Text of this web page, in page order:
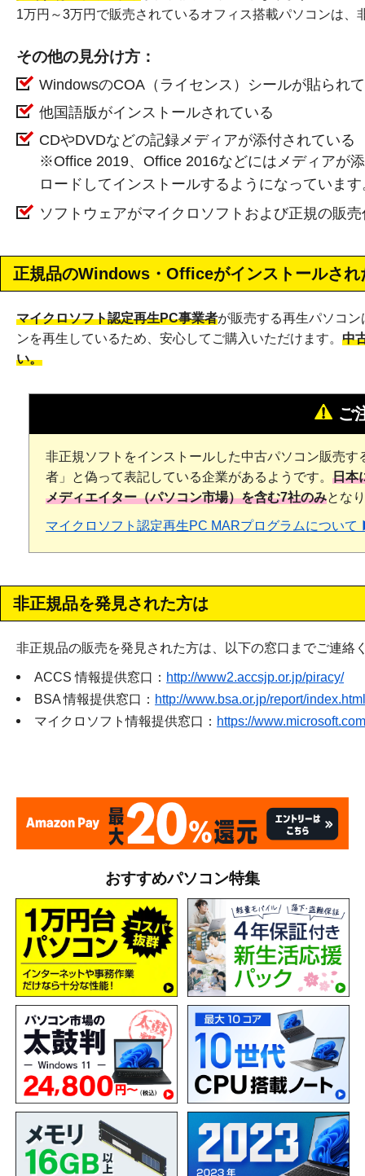
1万円～3万円で販売されているオフィス搭載パソコンは
その他の見分け方：
WindowsのCOA（ライセンス）シールが貼られ
他国語版がインストールされている
CDやDVDなどの記録メディアが添付されている
※Office 2019、Office 2016などにはメディアが
ロードしてインストールするようになっています
ソフトウェアがマイクロソフトおよび正規の販
正規品のWindows・Officeがインストールされ
マイクロソフト認定再生PC事業者が販売する再生パソコ
ンを再生しているため、安心してご購入いただけます。 中
い。
ご
非正規ソフトをインストールした中古パソコン販売
者」と偽って表記している企業があるようです。 日本
メディエイター（パソコン市場）を含む7社のみとな
マイクロソフト認定再生PC MARプログラムについ
非正規品を発見された方は
非正規品の販売を発見された方は、以下の窓口までご連絡
ACCS 情報提供窓口： http://www2.accsjp.or.jp/piracy/
BSA 情報提供窓口： http://www.bsa.or.jp/report/
マイクロソフト情報提供窓口： https://
おすすめパソコン特集